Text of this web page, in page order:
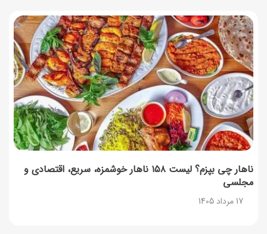
ناهار چی بپزم؟ لیست ۱۵۸ ناهار خوشمزه، سریع، اقتصادی و
مجلسی
17 مرداد 1405
آموزش گام به گام برنامه شمیم کالابرگ
17 مرداد 1405
لیست شهرهای فعال اُکالا
17 مرداد 1405
روش‌های استعلام کالابرگ (فعال بودن و موجودی)
17 مرداد 1405